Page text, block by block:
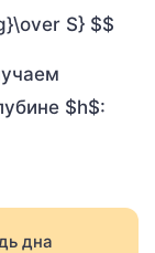
S} $$
$h$:
дна